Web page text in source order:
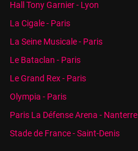
Hall Tony Garnier - Lyon
La Cigale - Paris
La Seine Musicale - Paris
Le Bataclan - Paris
Le Grand Rex - Paris
Olympia - Paris
Paris La Défense Arena - Nanterre
Stade de France - Saint-Denis